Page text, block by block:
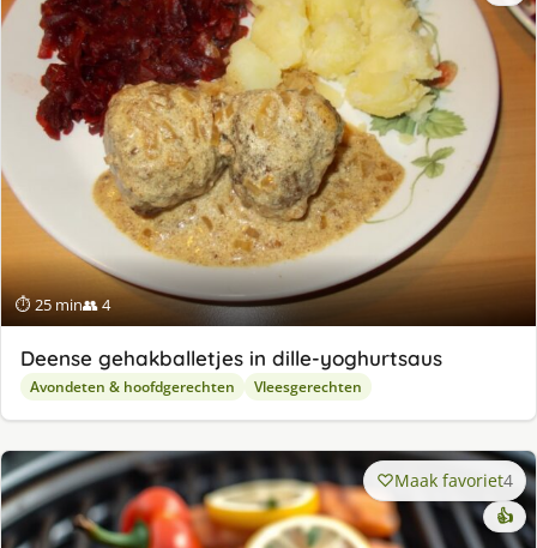
⏱ 25 min👥 4
Deense gehakballetjes in dille-yoghurtsaus
Avondeten & hoofdgerechten Vleesgerechten
Maak favoriet4
👍